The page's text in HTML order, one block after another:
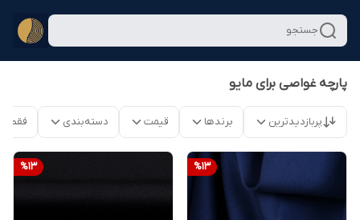
جستجو
پارچه غواصی برای مایو
پربازدیدترین برندها قیمت دسته‌بندی فقط
%13
%13